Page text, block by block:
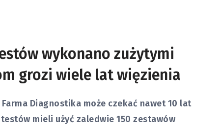
wykonano zużytymi
grozi wiele lat więzienia
Diagnostika może czekać nawet 10 lat
mieli użyć zaledwie 150 zestawów